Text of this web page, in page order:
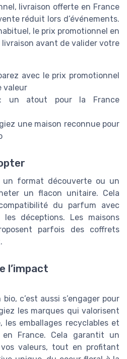
livraison offerte en France
réduit lors d’événements.
le prix promotionnel en
avant de valider votre
avec le prix promotionnel
valeur
: un atout pour la France
une maison reconnue pour
un format découverte ou un
un flacon unitaire. Cela
du parfum avec
déceptions. Les maisons
parfois des coffrets
l’impact
c’est aussi s’engager pour
les marques qui valorisent
les emballages recyclables et
France. Cela garantit un
valeurs, tout en profitant